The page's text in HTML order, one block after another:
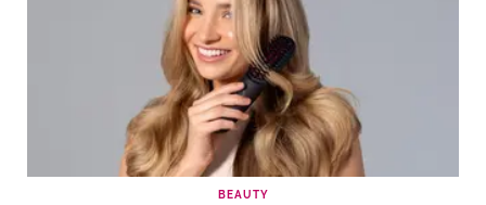
BEAUTY